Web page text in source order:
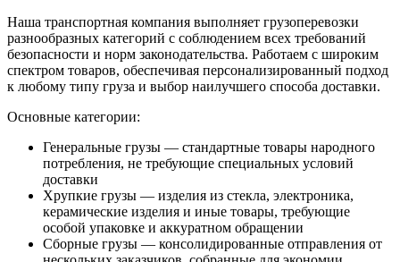
Наша транспортная компания выполняет грузоперевозки
разнообразных категорий с соблюдением всех требований
безопасности и норм законодательства. Работаем с широким
спектром товаров, обеспечивая персонализированный подход
к любому типу груза и выбор наилучшего способа доставки.
Основные категории:
Генеральные грузы — стандартные товары народного
потребления, не требующие специальных условий
доставки
Хрупкие грузы — изделия из стекла, электроника,
керамические изделия и иные товары, требующие
особой упаковке и аккуратном обращении
Сборные грузы — консолидированные отправления от